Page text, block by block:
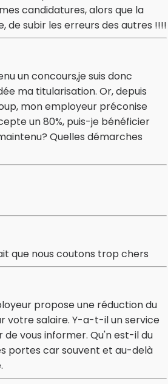
candidatures, alors que la
de subir les erreurs des autres !!!!
un concours,je suis donc
ma titularisation. Or, depuis
mon employeur préconise
un 80%, puis-je bénéficier
Quelles démarches
que nous coutons trop chers
propose une réduction du
votre salaire. Y-a-t-il un service
de vous informer. Qu'n est-il du
portes car souvent et au-delà